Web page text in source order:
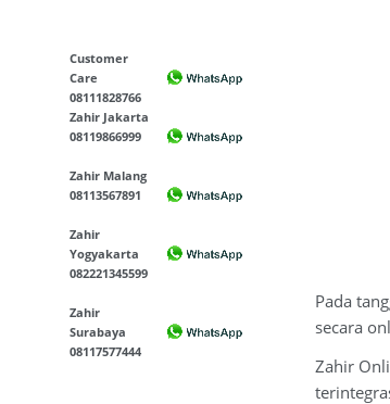
Customer
Care
08111828766
Zahir Jakarta
08119866999
Zahir Malang
08113567891
Zahir
Yogyakarta
082221345599
Zahir
Surabaya
08117577444
Pada
secara
Zahir